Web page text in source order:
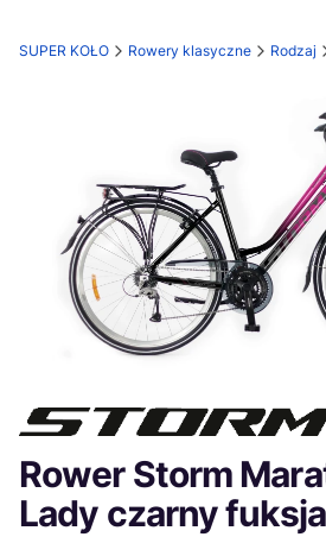
SUPER KOŁO Rowery klasyczne Rodzaj
Rower Storm
Lady czarny fuksja